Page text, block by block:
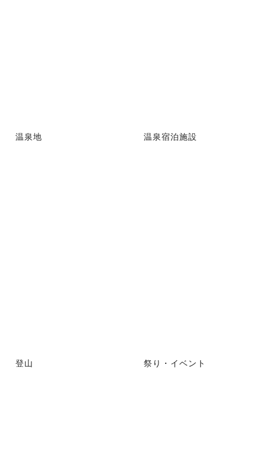
温泉地 温泉宿泊施設
登山 祭り・イベント